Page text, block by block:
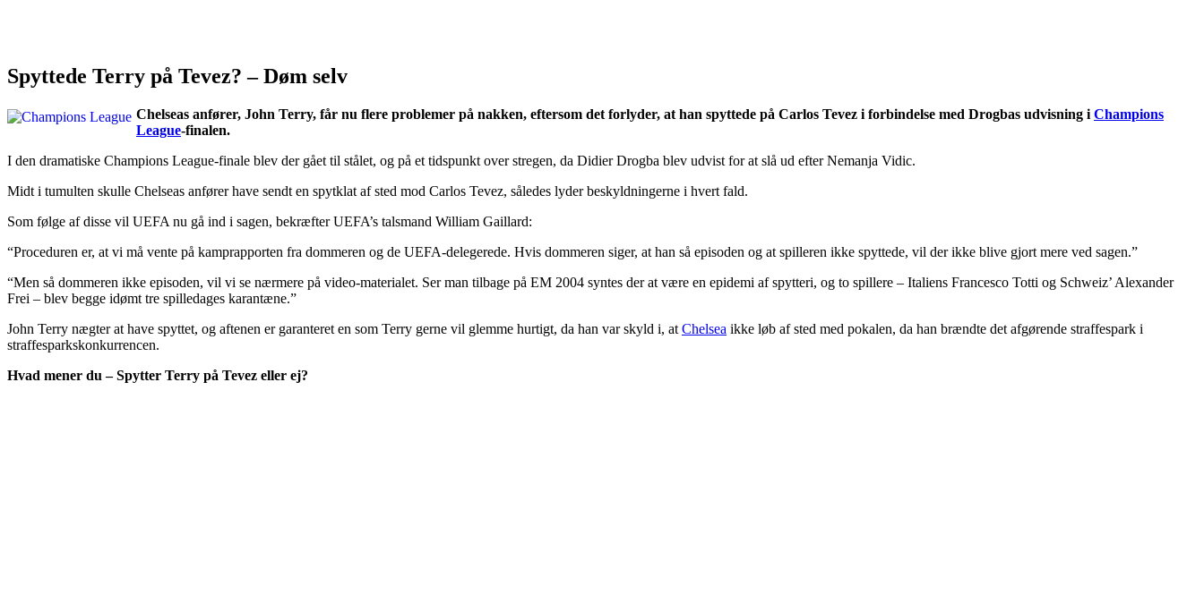
Spyttede Terry på Tevez? – Døm selv
Chelseas anfører, John Terry, får nu flere problemer på nakken, eftersom det forlyder, at han spyttede på Carlos Tevez i forbindelse med Drogbas udvisning i Champions
League-finalen.
I den dramatiske Champions League-finale blev der gået til stålet, og på et tidspunkt over stregen, da Didier Drogba blev udvist for at slå ud efter Nemanja Vidic.
Midt i tumulten skulle Chelseas anfører have sendt en spytklat af sted mod Carlos Tevez, således lyder beskyldningerne i hvert fald.
Som følge af disse vil UEFA nu gå ind i sagen, bekræfter UEFA’s talsmand William Gaillard:
“Proceduren er, at vi må vente på kamprapporten fra dommeren og de UEFA-delegerede. Hvis dommeren siger, at han så episoden og at spilleren ikke spyttede, vil der ikke blive gjort mere ved sagen.”
“Men så dommeren ikke episoden, vil vi se nærmere på video-materialet. Ser man tilbage på EM 2004 syntes der at være en epidemi af spytteri, og to spillere – Italiens Francesco Totti og Schweiz’ Alexander
Frei – blev begge idømt tre spilledages karantæne.”
John Terry nægter at have spyttet, og aftenen er garanteret en som Terry gerne vil glemme hurtigt, da han var skyld i, at Chelsea ikke løb af sted med pokalen, da han brændte det afgørende straffespark i
straffesparkskonkurrencen.
Hvad mener du – Spytter Terry på Tevez eller ej?